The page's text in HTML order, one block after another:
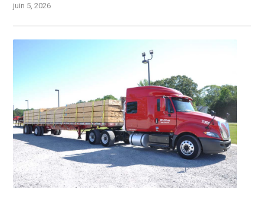
juin 5, 2026